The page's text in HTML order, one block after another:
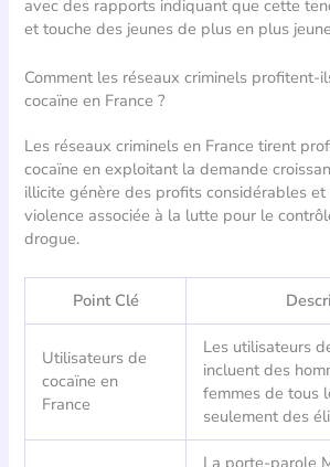
avec des rapports indiquant que cette
et touche des jeunes de plus en plus
Comment les réseaux criminels profitent-
cocaïne en France ?
Les réseaux criminels en France tirent
cocaïne en exploitant la demande
illicite génère des profits considérables et
violence associée à la lutte pour le
drogue.
Point Clé
Utilisateurs de
cocaïne en
France
Les utilisateurs
incluent des
femmes de tous
seulement des
La porte-parole